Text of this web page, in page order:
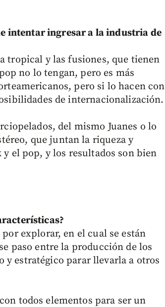
intentar ingresar a la industria de
tropical y las fusiones, que tienen
no lo tengan, pero es más
pero si lo hacen con
de internacionalización.
del mismo Juanes o lo
que juntan la riqueza y
el pop, y los resultados son bien
explorar, en el cual se están
paso entre la producción de los
estratégico parar llevarla a otros
todos elementos para ser un